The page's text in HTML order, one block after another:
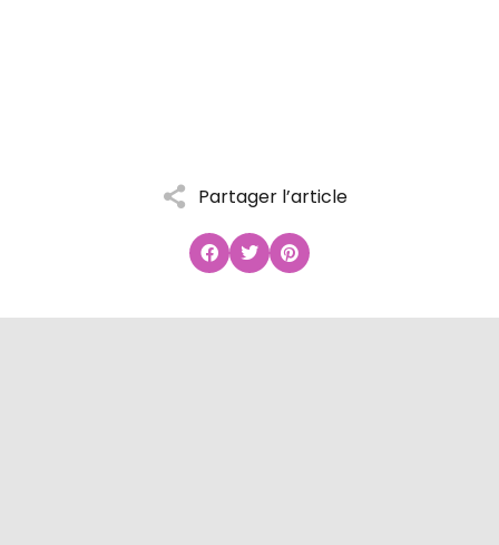
Partager l’article